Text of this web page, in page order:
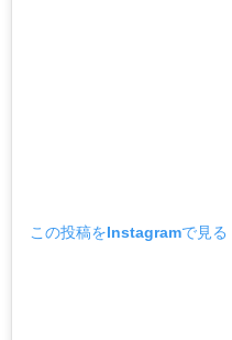
この投稿をInstagramで見る